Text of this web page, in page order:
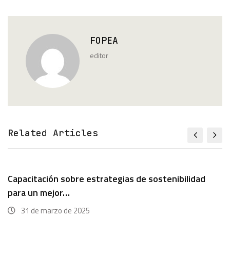
FOPEA
editor
Related Articles
Capacitación sobre estrategias de sostenibilidad
para un mejor…
31 de marzo de 2025